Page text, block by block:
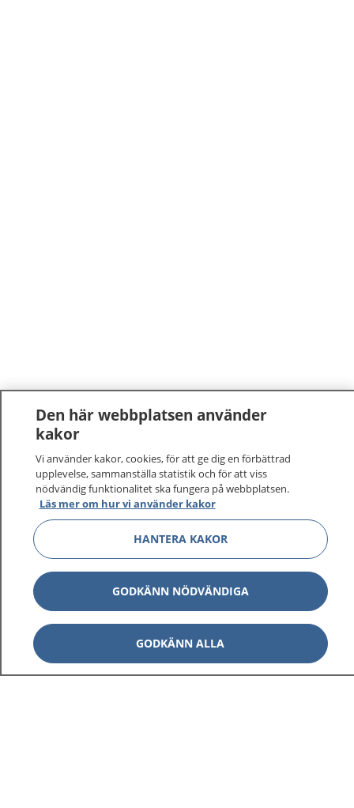
1177–tryggt om din hälsa och vård
På 1177.se får du råd om hälsa och information om
sjukdomar och vilka mottagningar du kan kontakta.
Logga in för att läsa din journal och göra dina
vårdärenden. Ring telefonnummer 1177 för
sjukvårdsrådgivning dygnet runt.
Den här webbplatsen använder
kakor
Vi använder kakor, cookies, för att ge dig en förbättrad
upplevelse, sammanställa statistik och för att viss
nödvändig funktionalitet ska fungera på webbplatsen.
Läs mer om hur vi använder kakor
HANTERA KAKOR
GODKÄNN NÖDVÄNDIGA
GODKÄNN ALLA